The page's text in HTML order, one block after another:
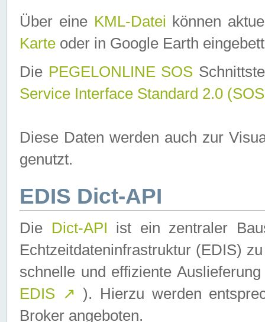
Über eine KML-Datei können
Karte oder in Google Earth
Die PEGELONLINE SOS
Service Interface Standard 2.0
Diese Daten werden auch zur
genutzt.
EDIS Dict-API
Die Dict-API ist ein zentraler
Echtzeitdateninfrastruktur (EDIS)
schnelle und effiziente
EDIS ↗ ). Hierzu werden
Broker angeboten.